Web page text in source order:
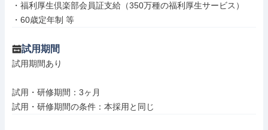
・福利厚生倶楽部会員証支給（350万種の福利厚生サービス）
・60歳定年制 等
試用期間
試用期間あり
試用・研修期間：3ヶ月